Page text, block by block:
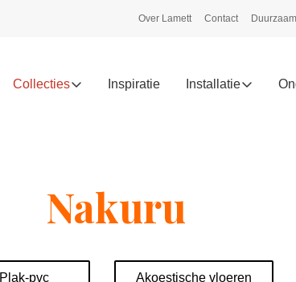
Over Lamett Contact
Collecties Inspiratie Installatie
Nakuru
Plak-pvc Akoestische vloeren